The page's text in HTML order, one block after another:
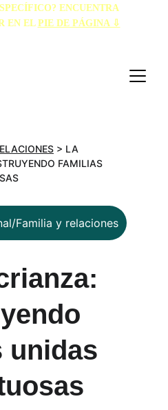
ENCUENTRA
EN EL PIE DE PÁGINA ⇩
unidas
Familia y relaciones
> LA
FAMILIAS